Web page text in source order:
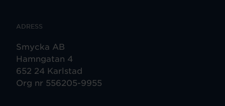
ADRESS
Smycka AB
Hamngatan 4
652 24 Karlstad
Org nr 556205-9955